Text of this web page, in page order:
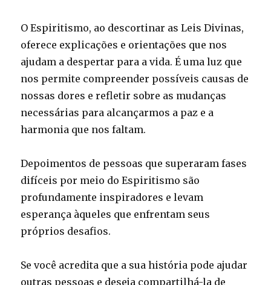
O Espiritismo, ao descortinar as Leis Divinas,
oferece explicações e orientações que nos
ajudam a despertar para a vida. É uma luz que
nos permite compreender possíveis causas de
nossas dores e refletir sobre as mudanças
necessárias para alcançarmos a paz e a
harmonia que nos faltam.
Depoimentos de pessoas que superaram fases
difíceis por meio do Espiritismo são
profundamente inspiradores e levam
esperança àqueles que enfrentam seus
próprios desafios.
Se você acredita que a sua história pode ajudar
outras pessoas e deseja compartilhá-la de